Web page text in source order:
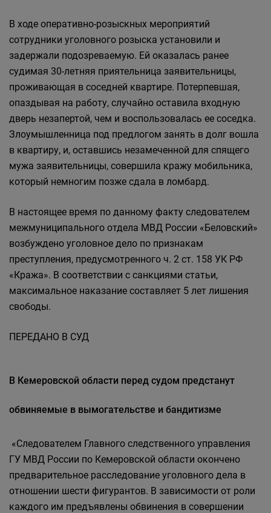
В ходе оперативно-розыскных мероприятий
сотрудники уголовного розыска установили и
задержали подозреваемую. Ей оказалась ранее
судимая 30-летняя приятельница заявительницы,
проживающая в соседней квартире. Потерпевшая,
опаздывая на работу, случайно оставила входную
дверь незапертой, чем и воспользовалась ее соседка.
Злоумышленница под предлогом занять в долг вошла
в квартиру, и, оставшись незамеченной для спящего
мужа заявительницы, совершила кражу мобильника,
который немногим позже сдала в ломбард.
В настоящее время по данному факту следователем
межмуниципального отдела МВД России «Беловский»
возбуждено уголовное дело по признакам
преступления, предусмотренного ч. 2 ст. 158 УК РФ
«Кража». В соответствии с санкциями статьи,
максимальное наказание составляет 5 лет лишения
свободы.
ПЕРЕДАНО В СУД
В Кемеровской области перед судом предстанут
обвиняемые в вымогательстве и бандитизме
«Следователем Главного следственного управления
ГУ МВД России по Кемеровской области окончено
предварительное расследование уголовного дела в
отношении шести фигурантов. В зависимости от роли
каждого им предъявлены обвинения в совершении